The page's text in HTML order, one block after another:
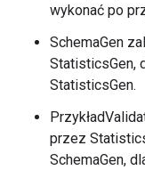
wykonać po
SchemaGen
StatisticsGen,
StatisticsGen.
przez
SchemaGen,